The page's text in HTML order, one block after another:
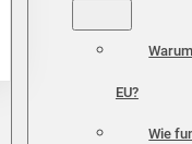
EU?
Wie